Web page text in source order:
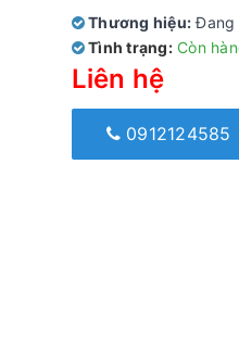
Thương hiệu: Đang
Tình trạng: Còn
Liên hệ
0912124585